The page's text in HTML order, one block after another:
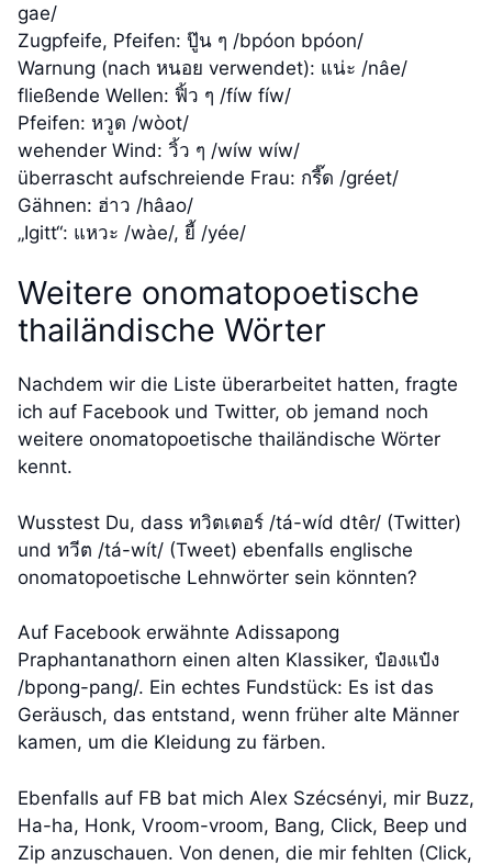
gae/
Zugpfeife, Pfeifen: ปู๊น ๆ /bpóon bpóon/
Warnung (nach หนอย verwendet): แน่ะ /nâe/
fließende Wellen: ฟิ้ว ๆ /fíw fíw/
Pfeifen: หวูด /wòot/
wehender Wind: วิ้ว ๆ /wíw wíw/
überrascht aufschreiende Frau: กรี๊ด /gréet/
Gähnen: ฮ่าว /hâao/
„Igitt“: แหวะ /wàe/, ยี้ /yée/
Weitere onomatopoetische
thailändische Wörter
Nachdem wir die Liste überarbeitet hatten, fragte
ich auf Facebook und Twitter, ob jemand noch
weitere onomatopoetische thailändische Wörter
kennt.
Wusstest Du, dass ทวิตเตอร์ /tá-wíd dtêr/ (Twitter)
und ทวีต /tá-wít/ (Tweet) ebenfalls englische
onomatopoetische Lehnwörter sein könnten?
Auf Facebook erwähnte Adissapong
Praphantanathorn einen alten Klassiker, ป๋องแป๋ง
/bpong-pang/. Ein echtes Fundstück: Es ist das
Geräusch, das entstand, wenn früher alte Männer
kamen, um die Kleidung zu färben.
Ebenfalls auf FB bat mich Alex Szécsényi, mir Buzz,
Ha-ha, Honk, Vroom-vroom, Bang, Click, Beep und
Zip anzuschauen. Von denen, die mir fehlten (Click,